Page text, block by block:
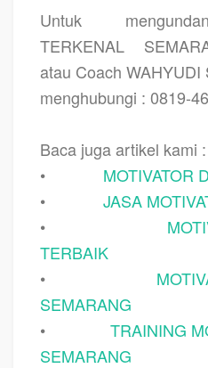
Untuk
TERKENAL
atau Coach WAHYUDI
menghubungi : 0819-
Baca juga artikel kami :
•
MOTIVATOR
•
JASA
•
TERBAIK
•
SEMARANG
•
TRAINING
SEMARANG